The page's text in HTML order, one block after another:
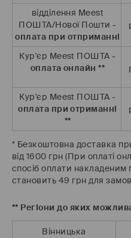
відділення Meest
ПОШТА/Нової Пошти -
оплата при отприманні
Кур'єр Meest ПОШТА -
оплата онлайн **
Кур'єр Meest ПОШТА -
оплата при отриманні
**
* Безкоштовна доставка
від 1600 грн (При оплаті
спосіб оплати накладеним
становить 49 грн для
** Регіони до яких
Вінницька